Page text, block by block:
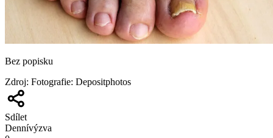
Bez popisku
Zdroj: Fotografie: Depositphotos
Sdílet
Dennívýzva